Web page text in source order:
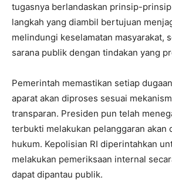
tugasnya berlandaskan prinsip-
langkah yang diambil bertujuan
melindungi keselamatan masyarakat,
sarana publik dengan tindakan yang
Pemerintah memastikan setiap
aparat akan diproses sesuai
transparan. Presiden pun telah
terbukti melakukan pelanggaran akan
hukum. Kepolisian RI diperintahkan
melakukan pemeriksaan internal
dapat dipantau publik.